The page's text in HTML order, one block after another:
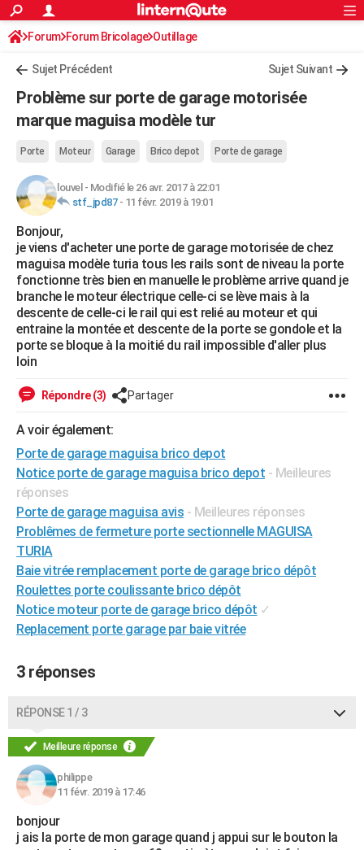
ACTUALITÉS
Politique
Société
Faits Divers
Education
Monde
Villes
+
FINANCE
Retraite
Impôts
Epargne
Immobilier
Risques naturels par ville
Banque
Assurance
Crédit
AUTO
Essais
Réserver un essai
Citadines
Berlines
SUV
Forum auto
HIGH-TECH
Mobiles
Meilleur smartphone
Internet
Ordinateurs
Jeux vidéo
Guide high-tech
BRICOLAGE
Forum
Aménagement intérieur
Extérieur
Cuisine
Salle de bains
Jardinage
Rangement
WEEK-END
Guides de France
Escapades
Patrimoine
Expositions
Musées
Week-end nature
+LIFESTYLE
Art de vivre
Bien-être
Loisirs
Mode
Modes de vie
SANTE
Alimentation
Guide de la santé
Maladies
Médicaments
Sommeil
VOYAGE
PHOTO
BONS PLANS
CARTE DE VOEUX
Carte de Noël
Carte Bonne année
Carte Saint-Valentin
Carte Pâques
Carte d'anniversaire
DICTIONNAIRE
Dictionnaire
Biographies
Citations
Expressions
Proverbes
PROGRAMME TV
COPAINS D'AVANT
S'inscrire
Se connecter
Lycées
Collèges
Primaires
Universités
Entreprises
Service militaire
Avis de recherche
AVIS DE DÉCÈS
Bricolage
Lifestyle
Culture
Sport
Auto
Television
Voyage
Cinema
S'inscrire
Connexion
Forum Forum Bricolage Outillage
Sujet Précédent Sujet Suivant
Problème sur porte de garage motorisée
marque maguisa modèle tur
Porte Moteur Garage Brico depot Porte de garage
louvel - Modifié le 26 avr. 2017 à 22:01
stf_jpd87- 11 févr. 2019 à 19:01
Bonjour,
je viens d'acheter une porte de garage motorisée de chez
maguisa modèle turia tous les rails sont de niveau la porte
fonctionne très bien en manuelle le problème arrive quand je
branche le moteur électrique celle-ci se lève mais à la
descente de celle-ci le rail qui est relié au moteur et qui
entraine la montée et descente de la porte se gondole et la
porte se bloque à la moitié du rail impossible d'aller plus
loin
Répondre (3) Partager
A voir également:
Porte de garage maguisa brico depot
Notice porte de garage maguisa brico depot - Meilleures
réponses
Porte de garage maguisa avis - Meilleures réponses
Problêmes de fermeture porte sectionnelle MAGUISA
TURIA
Baie vitrée remplacement porte de garage brico dépôt
Roulettes porte coulissante brico dépôt
Notice moteur porte de garage brico dépôt ✓
Replacement porte garage par baie vitrée
3 réponses
RÉPONSE 1 / 3
Meilleure réponse
philippe
11 févr. 2019 à 17:46
bonjour
j ais la porte de mon garage quand j appui sur le bouton la